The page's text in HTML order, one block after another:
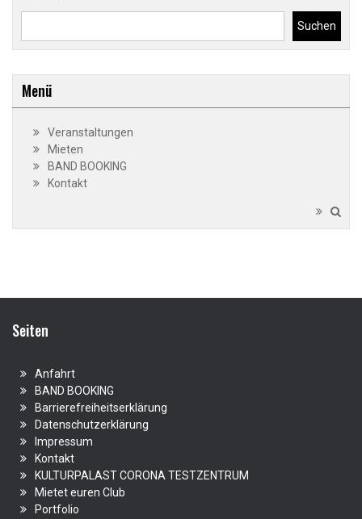
Suchen
Menü
Veranstaltungen
Mieten
BAND BOOKING
Kontakt
Seiten
Anfahrt
BAND BOOKING
Barrierefreiheitserklärung
Datenschutzerklärung
Impressum
Kontakt
KULTURPALAST CORONA TESTZENTRUM
Mietet euren Club
Portfolio